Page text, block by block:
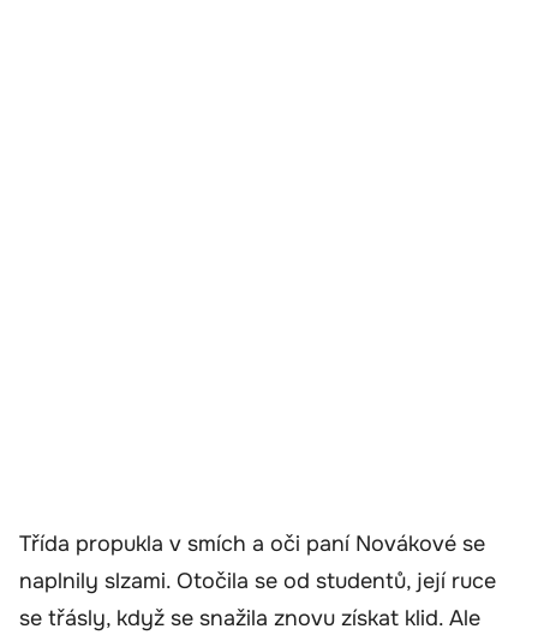
Třída propukla v smích a oči paní Novákové se
naplnily slzami. Otočila se od studentů, její ruce
se třásly, když se snažila znovu získat klid. Ale